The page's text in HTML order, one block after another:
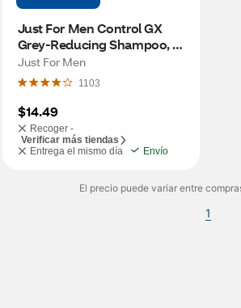
Just For Men Control GX
Grey-Reducing Shampoo, 4
OZ
Just For Men
1103
$14.49
Recoger -
Verificar más tiendas
Entrega el mismo día
Envío
El precio puede variar entre
1